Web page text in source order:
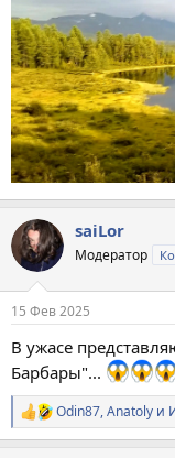
saiLor
Модератор
15 Фев 2025
В ужасе
Барбары"...
Р
е
Odin87,Anatoly и